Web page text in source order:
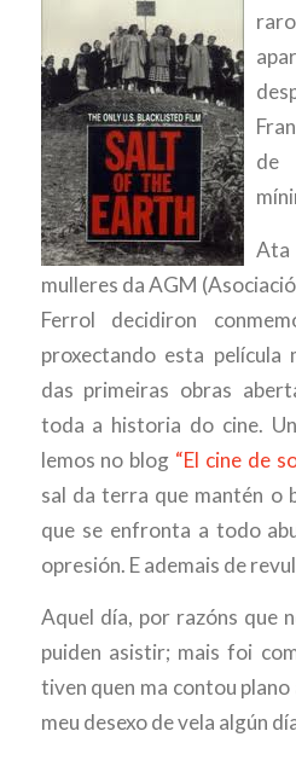
de
Ata
mulleres da AGM
Ferrol decidiron
proxectando esta película
das primeiras obras
toda a historia do cine.
lemos no blog “El cine de
sal da terra que mantén o
que se enfronta a todo
opresión. E ademais de
Aquel día, por razóns que
puiden asistir; mais foi
tiven quen ma contou
meu desexo de vela algún